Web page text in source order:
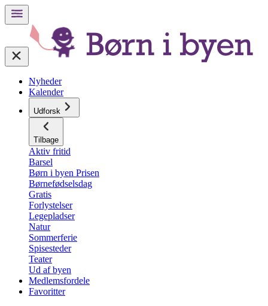
Nyheder
Kalender
Udforsk
Tilbage
Aktiv fritid
Barsel
Børn i byen Prisen
Børnefødselsdag
Gratis
Forlystelser
Legepladser
Natur
Sommerferie
Spisesteder
Teater
Ud af byen
Medlemsfordele
Favoritter